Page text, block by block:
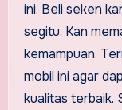
ini. Beli seken
segitu. Kan
kemampuan.
mobil ini agar
kualitas terbaik.